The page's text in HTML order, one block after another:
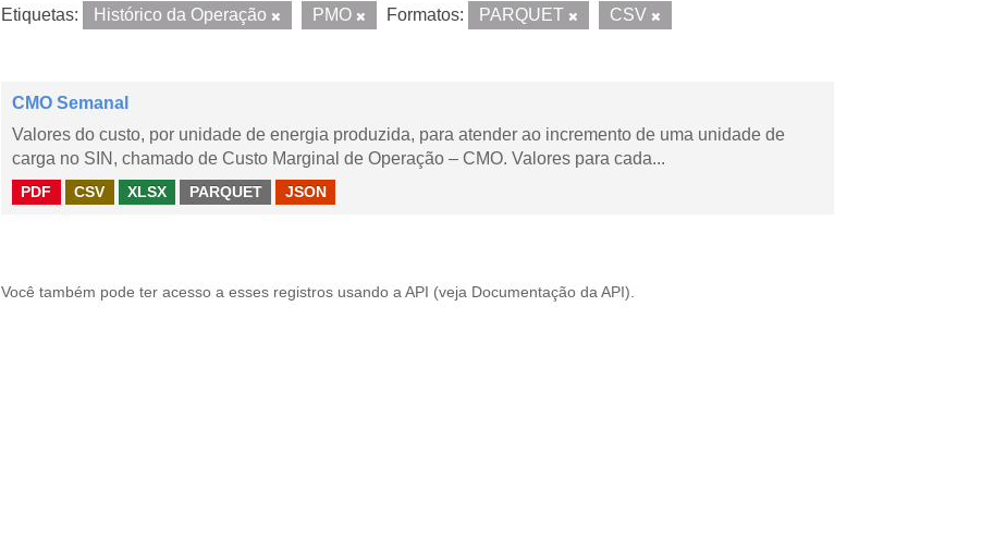
Etiquetas: Histórico da Operação PMO Formatos: PARQUET CSV
CMO Semanal
Valores do custo, por unidade de energia produzida, para atender ao incremento de uma unidade de
carga no SIN, chamado de Custo Marginal de Operação – CMO. Valores para cada...
PDF CSV XLSX PARQUET JSON
Você também pode ter acesso a esses registros usando a API (veja Documentação da API ).